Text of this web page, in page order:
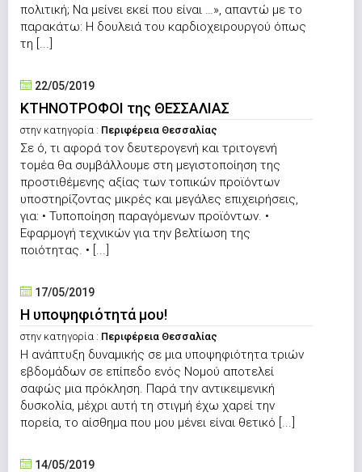
πολιτική; Να μείνει εκεί που είναι …», απαντώ με το
παρακάτω: Η δουλειά του καρδιοχειρουργού όπως
τη [...]
22/05/2019
ΚΤΗΝΟΤΡΟΦΟΙ της ΘΕΣΣΑΛΙΑΣ
στην κατηγορία : Περιφέρεια Θεσσαλίας
Σε ό, τι αφορά τον δευτερογενή και τριτογενή
τομέα θα συμβάλλουμε στη μεγιστοποίηση της
προστιθέμενης αξίας των τοπικών προϊόντων
υποστηρίζοντας μικρές και μεγάλες επιχειρήσεις,
για: • Τυποποίηση παραγόμενων προϊόντων. •
Εφαρμογή τεχνικών για την βελτίωση της
ποιότητας. • [...]
17/05/2019
Η υποψηφιότητά μου!
στην κατηγορία : Περιφέρεια Θεσσαλίας
Η ανάπτυξη δυναμικής σε μια υποψηφιότητα τριών
εβδομάδων σε επίπεδο ενός Νομού αποτελεί
σαφώς μια πρόκληση. Παρά την αντικειμενική
δυσκολία, μέχρι αυτή τη στιγμή έχω χαρεί την
πορεία, το αίσθημα που μου μένει είναι θετικό [...]
14/05/2019